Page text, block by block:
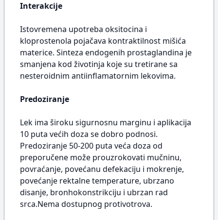
Interakcije
Istovremena upotreba oksitocina i
kloprostenola pojačava kontraktilnost mišića
materice. Sinteza endogenih prostaglandina je
smanjena kod životinja koje su tretirane sa
nesteroidnim antiinflamatornim lekovima.
Predoziranje
Lek ima široku sigurnosnu marginu i aplikacija
10 puta većih doza se dobro podnosi.
Predoziranje 50-200 puta veća doza od
preporučene može prouzrokovati mučninu,
povraćanje, povećanu defekaciju i mokrenje,
povećanje rektalne temperature, ubrzano
disanje, bronhokonstrikciju i ubrzan rad
srca.Nema dostupnog protivotrova.